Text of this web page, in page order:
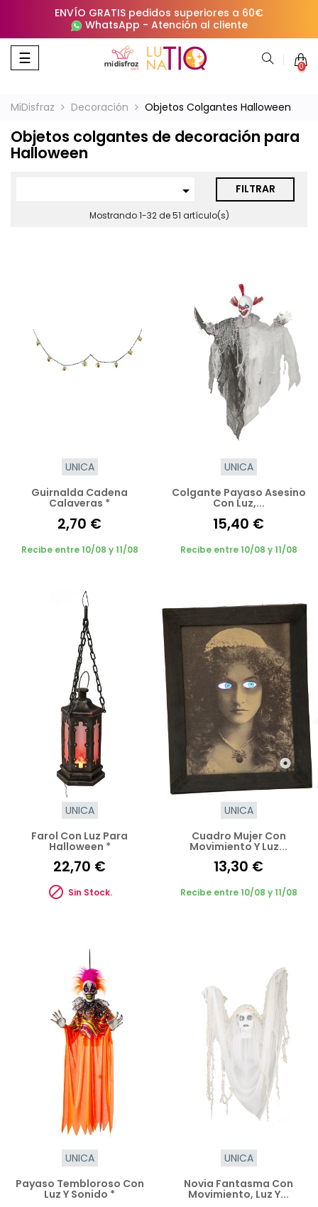
ENVÍO GRATIS pedidos superiores a 60€
WhatsApp - Atención al cliente
Navegación
de
☰ 0
MiDisfraz Decoración Objetos Colgantes Halloween
Objetos colgantes de decoración para
Halloween
 FILTRAR
Mostrando 1-32 de 51 artículo(s)
UNICA
Guirnalda Cadena
Calaveras *
2,70 €
Recibe entre 10/08 y 11/08
UNICA
Colgante Payaso Asesino
Con Luz,...
15,40 €
Recibe entre 10/08 y 11/08
UNICA
Farol Con Luz Para
Halloween *
22,70 €
 Sin Stock.
UNICA
Cuadro Mujer Con
Movimiento Y Luz...
13,30 €
Recibe entre 10/08 y 11/08
UNICA
Payaso Tembloroso Con
Luz Y Sonido *
UNICA
Novia Fantasma Con
Movimiento, Luz Y...